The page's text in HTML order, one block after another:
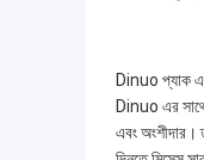
Dinuo প্যাক
Dinuo এর সাথে
এবং অংশীদার।